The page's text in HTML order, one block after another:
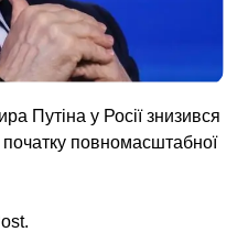
Путіна у Росії знизився
повномасштабної